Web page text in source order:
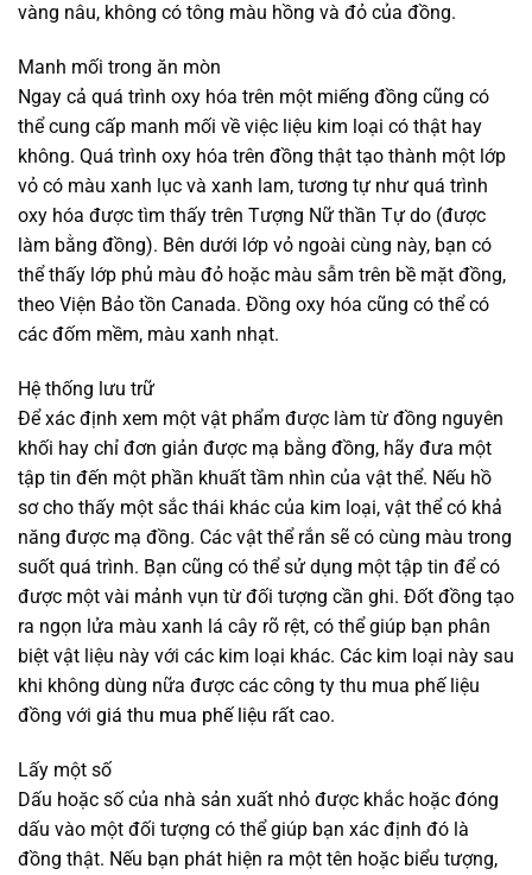
vàng nâu, không có tông màu hồng và đỏ của đồng.
Manh mối trong ăn mòn
Ngay cả quá trình oxy hóa trên một miếng đồng cũng có
thể cung cấp manh mối về việc liệu kim loại có thật hay
không. Quá trình oxy hóa trên đồng thật tạo thành một lớp
vỏ có màu xanh lục và xanh lam, tương tự như quá trình
oxy hóa được tìm thấy trên Tượng Nữ thần Tự do (được
làm bằng đồng). Bên dưới lớp vỏ ngoài cùng này, bạn có
thể thấy lớp phủ màu đỏ hoặc màu sẫm trên bề mặt đồng,
theo Viện Bảo tồn Canada. Đồng oxy hóa cũng có thể có
các đốm mềm, màu xanh nhạt.
Hệ thống lưu trữ
Để xác định xem một vật phẩm được làm từ đồng nguyên
khối hay chỉ đơn giản được mạ bằng đồng, hãy đưa một
tập tin đến một phần khuất tầm nhìn của vật thể. Nếu hồ
sơ cho thấy một sắc thái khác của kim loại, vật thể có khả
năng được mạ đồng. Các vật thể rắn sẽ có cùng màu trong
suốt quá trình. Bạn cũng có thể sử dụng một tập tin để có
được một vài mảnh vụn từ đối tượng cần ghi. Đốt đồng tạo
ra ngọn lửa màu xanh lá cây rõ rệt, có thể giúp bạn phân
biệt vật liệu này với các kim loại khác. Các kim loại này sau
khi không dùng nữa được các công ty thu mua phế liệu
đồng với giá thu mua phế liệu rất cao.
Lấy một số
Dấu hoặc số của nhà sản xuất nhỏ được khắc hoặc đóng
dấu vào một đối tượng có thể giúp bạn xác định đó là
đồng thật. Nếu bạn phát hiện ra một tên hoặc biểu tượng,